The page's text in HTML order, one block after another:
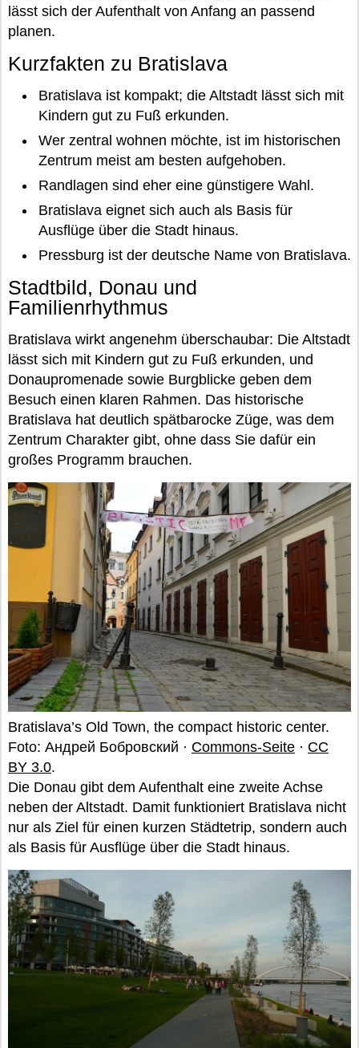
lässt sich der Aufenthalt von Anfang an passend
planen.
Kurzfakten zu Bratislava
Bratislava ist kompakt; die Altstadt lässt sich mit
Kindern gut zu Fuß erkunden.
Wer zentral wohnen möchte, ist im historischen
Zentrum meist am besten aufgehoben.
Randlagen sind eher eine günstigere Wahl.
Bratislava eignet sich auch als Basis für
Ausflüge über die Stadt hinaus.
Pressburg ist der deutsche Name von Bratislava.
Stadtbild, Donau und
Familienrhythmus
Bratislava wirkt angenehm überschaubar: Die Altstadt
lässt sich mit Kindern gut zu Fuß erkunden, und
Donaupromenade sowie Burgblicke geben dem
Besuch einen klaren Rahmen. Das historische
Bratislava hat deutlich spätbarocke Züge, was dem
Zentrum Charakter gibt, ohne dass Sie dafür ein
großes Programm brauchen.
Bratislava’s Old Town, the compact historic center.
Foto: Андрей Бобровский · Commons-Seite · CC
BY 3.0.
Die Donau gibt dem Aufenthalt eine zweite Achse
neben der Altstadt. Damit funktioniert Bratislava nicht
nur als Ziel für einen kurzen Städtetrip, sondern auch
als Basis für Ausflüge über die Stadt hinaus.